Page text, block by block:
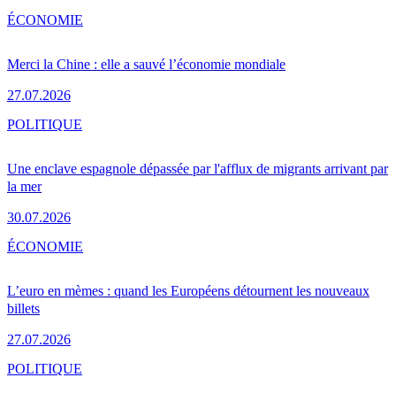
Merci la Chine : elle a sauvé l’économie mondiale
27.07.2026
ÉCONOMIE
Une enclave espagnole dépassée par l'afflux de migrants arrivant par
la mer
30.07.2026
POLITIQUE
L’euro en mèmes : quand les Européens détournent les nouveaux
billets
27.07.2026
ÉCONOMIE
POLITIQUE